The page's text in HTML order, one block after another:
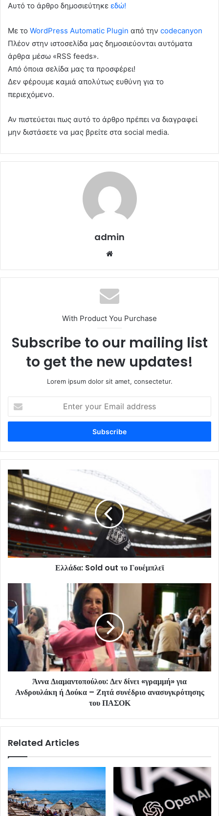
Αυτό το άρθρο δημοσιεύτηκε εδώ!
Με το WordPress Automatic Plugin από την codecanyon
Πλέον στην ιστοσελίδα μας δημοσιεύονται αυτόματα
άρθρα μέσω «RSS feeds».
Από όποια σελίδα μας τα προσφέρει!
Δεν φέρουμε καμιά απολύτως ευθύνη για το
περιεχόμενο.
Αν πιστεύεται πως αυτό το άρθρο πρέπει να διαγραφεί
μην διστάσετε να μας βρείτε στα social media.
admin
With Product You Purchase
Subscribe to our mailing list
to get the new updates!
Lorem ipsum dolor sit amet, consectetur.
your
Email
Ελλάδα: Sold out το Γουέμπλεϊ
Άννα Διαμαντοπούλου: Δεν δίνει «γραμμή» για
Ανδρουλάκη ή Δούκα – Ζητά συνέδριο ανασυγκρότησης
του ΠΑΣΟΚ
Related Articles